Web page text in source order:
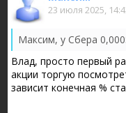
23 июля 2025,
Влад, просто первый
акции торгую
зависит конечная %